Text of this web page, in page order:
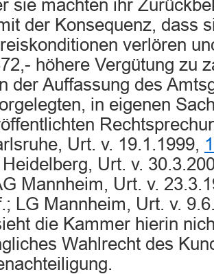
sie machten ihr
der Konsequenz, dass
verlören
höhere Vergütung zu
der Auffassung des
in eigenen
Urt. v. 19.1.1999,
Urt. v.
Mannheim, Urt. v.
LG Mannheim, Urt. v.
die Kammer hierin
Wahlrecht des